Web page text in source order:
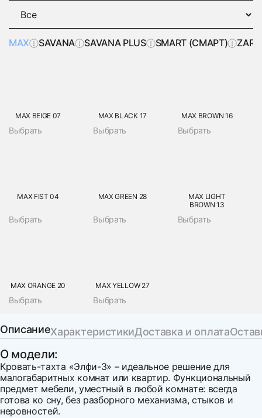
MAX SAVANA SAVANA PLUS SMART (СМАРТ) ZARA
MAX BEIGE 07
Выбрать
MAX BLACK 17
Выбрать
MAX BROWN 16
Выбрать
MAX FIST 04
Выбрать
MAX GREEN 28
Выбрать
MAX LIGHT
BROWN 13
Выбрать
MAX ORANGE 20
Выбрать
MAX YELLOW 27
Выбрать
ОписаниеХарактеристикиДоставка и оплата
О модели:
Кровать-тахта «Элфи-3» – идеальное решение для
малогабаритных комнат или квартир. Функциональный
предмет мебели, уместный в любой комнате: всегда
готова ко сну, без разборного механизма, стыков и
неровностей.